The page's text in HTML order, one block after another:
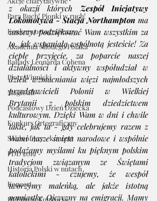
Para Buch! Pionki w ruch!
Konkurs ortograficzny
Akademia Młodego Polaka
Ballady Leonarda Cohena
Piotr Winnicki
MagiCall
Podcastowy Dzień Dziecka
Konkurs Ortograficzny
Souls of Joy - koncert
PDD 2019
Historia Polski w nutach
Koncert
z okazji których Zespół Inicjatywy
Lokomotywa - Stacja Northampton ma
zaszczyt podziękować Wam wszystkim za
to, jak wspaniałą wspólnotą jesteście! Za
ciepłe przyjęcie, za poparcie naszej
działalności i aktywny współudział w
dziele wzmacniania więzi najmłodszych
przedstawicieli Polonii w Wielkiej
Brytanii z polskim dziedzictwem
kulturowym. Dzięki Wam w dni i chwile
takie, jak ta - gdy celebrujemy razem z
Wami nasze święta narodowe i wspólnie
podążamy myślami ku pięknym polskim
tradycjom związanym ze Świętami
katolickimi - czujemy, że wespół
tworzymy maleńką, ale jakże istotną
namiastkę Ojczyzny na emigracji. Mamy